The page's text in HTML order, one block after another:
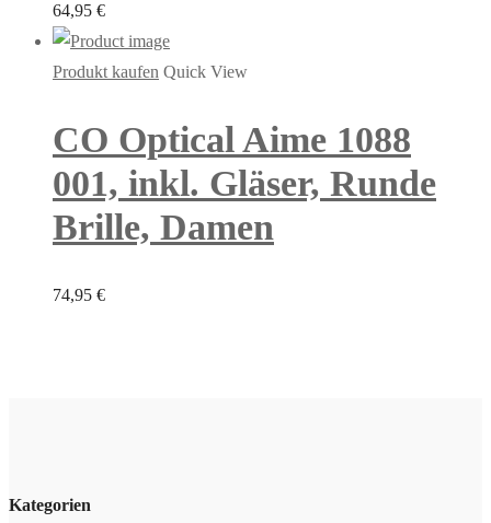
64,95 €
Produkt kaufen Quick View
CO Optical Aime 1088
001, inkl. Gläser, Runde
Brille, Damen
74,95 €
Kategorien